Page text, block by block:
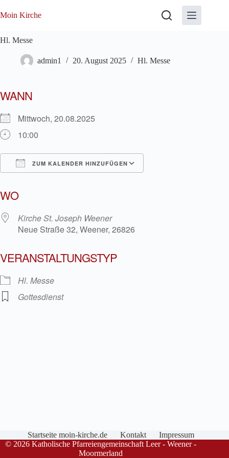
Inhalt
Moin Kirche
Hl. Messe
admin1 20. August 2025 Hl. Messe
WANN
Mittwoch, 20.08.2025
10:00
ZUM KALENDER HINZUFÜGEN
WO
Kirche St. Joseph Weener
Neue Straße 32, Weener, 26826
VERANSTALTUNGSTYP
Hl. Messe
Gottesdienst
Startseite moin-kirche.de Kontakt
Impressum
© 2026 Katholische Pfarreiengemeinschaft Leer - Weener -
Moormerland